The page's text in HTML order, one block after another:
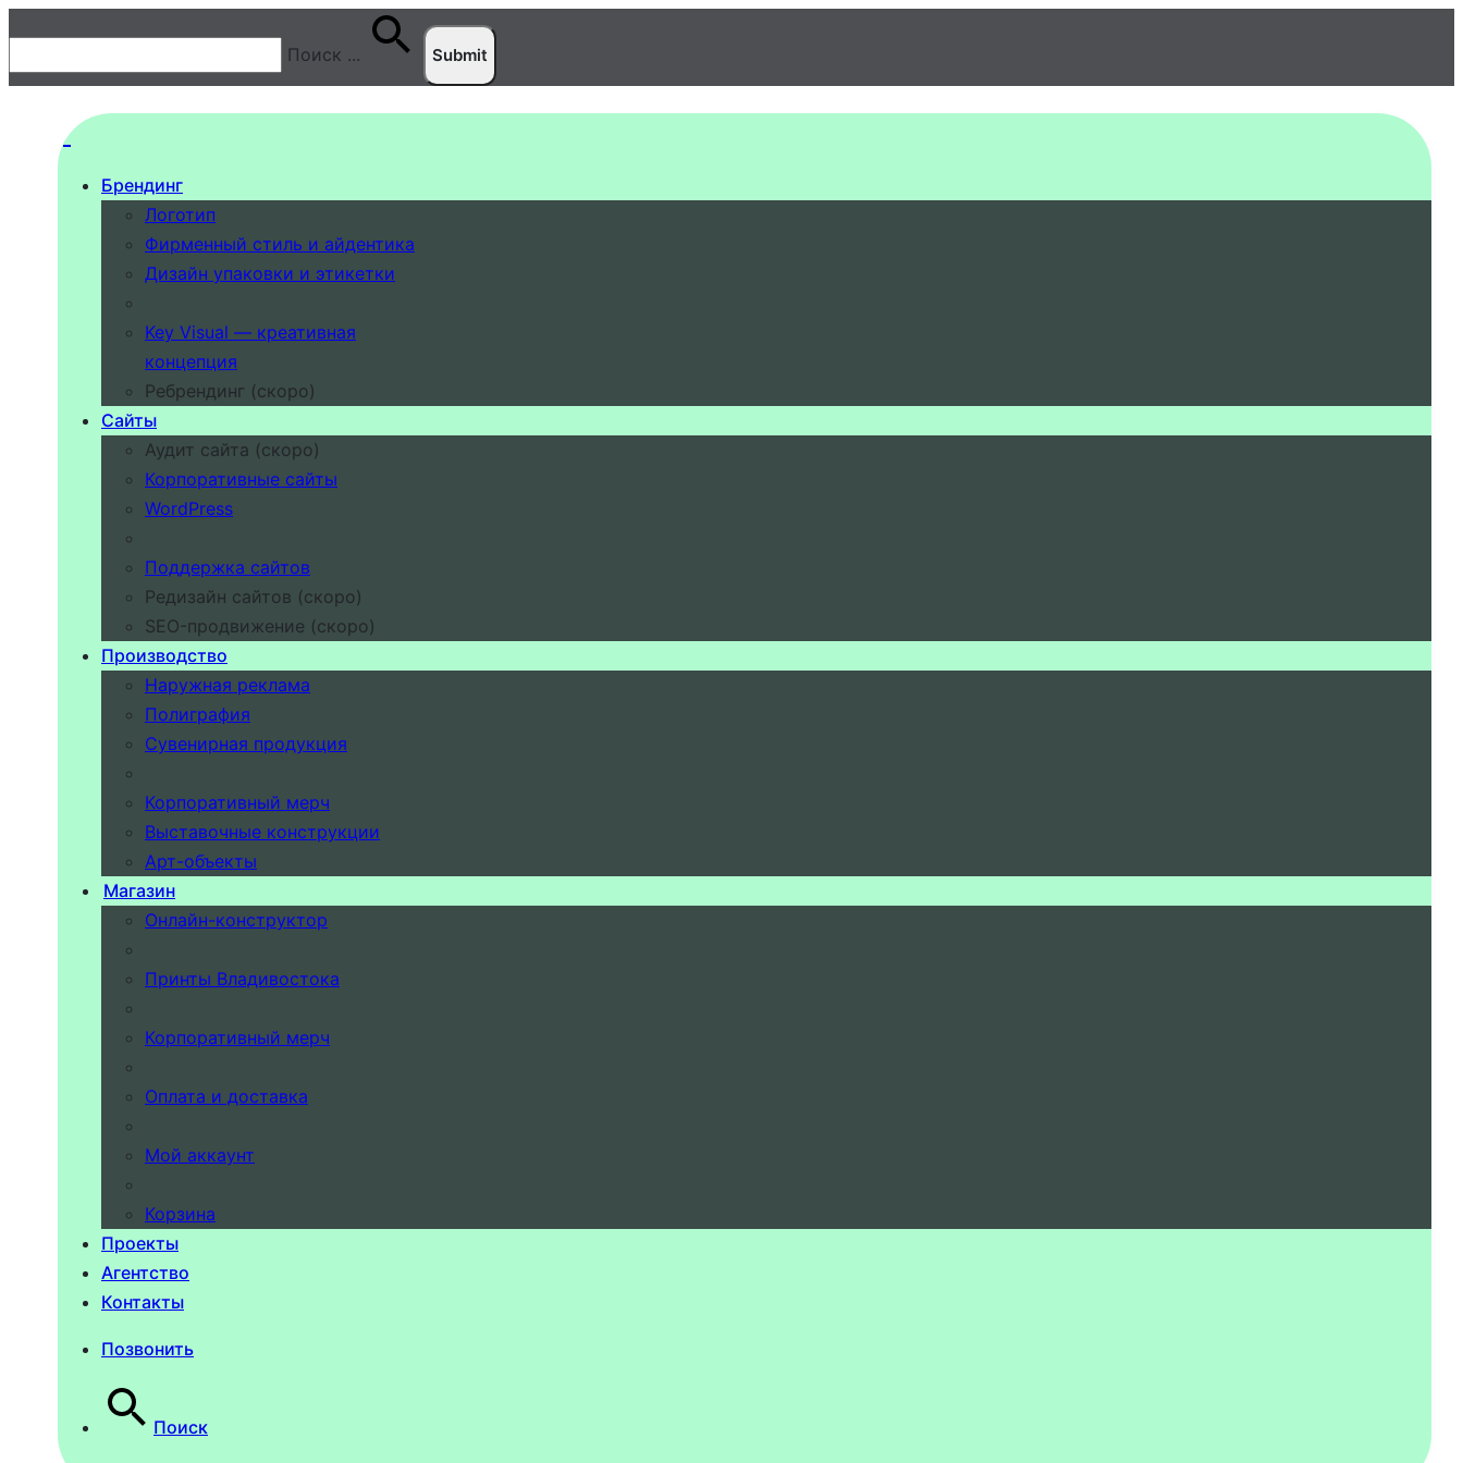
Поиск ...
Брендинг
Логотип
Фирменный стиль и айдентика
Дизайн упаковки и этикетки
Key Visual — креативная
концепция
Ребрендинг (скоро)
Сайты
Аудит сайта (скоро)
Корпоративные сайты
WordPress
Поддержка сайтов
Редизайн сайтов (скоро)
SEO-продвижение (скоро)
Производство
Наружная реклама
Полиграфия
Сувенирная продукция
Корпоративный мерч
Выставочные конструкции
Арт-объекты
Магазин
Онлайн-конструктор
Принты Владивостока
Корпоративный мерч
Оплата и доставка
Мой аккаунт
Корзина
Проекты
Агентство
Контакты
Позвонить
Поиск